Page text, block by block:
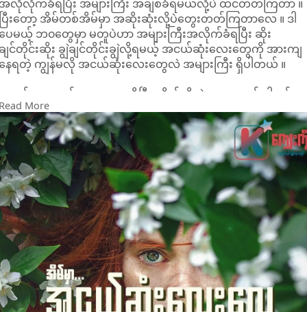
ကျွန်းကတော့ဘန်ကောက်ကနေနည်းနည်းတော့​ေ၀းနေပေမဲ့သွား
ည်သင့်တဲ့ကျွန်း၁ကျွန်းလည်းဖြစ်ပါတယ်။Koh Kood ကျွန်းတွင်
Bao Beach,Ao Noi Bay,Klong Chao Bay,Huang Nam
ရေတံခွန်နဲ့ တခြားသဘာ၀အလှအပများကြောင့် လာရောက်
ည်ပတ်သူများကိုထပ်ခါထပ်ခါပြန်လာစေချင်မဲ့ ကျွန်းဖြစ်ပါတယ်။
တ်ဆိတ်ငြိမ်သက်စွာဖြင့်ခရီးသွားများအနားယူအပန်းဖြေနိုင်ရန်
တွက်ကျွန်းပေါ်တွင် Hotelနှင်Resort များလည်းရှိပါတယ်။ရေ
တ်ခြင်းကိုကြိုက်နှစ်သက်သူများအတွက် လှပတဲ့ သန္တာကျောက်
န်းများကိုကြည့်ရှုနိုင်ရန် Snorkeling လည်းလုပ်လို့ရပါသေး
ယ်။
လိုလိုက်ခံရပြီး အများကြီး အချစ်ခံရမယ်လို့ပဲ ထင်တတ်ကြတာ ။
ြီးတော့ အိမ်တစ်အိမ်မှာ အဆိုးဆုံးလို့ပဲတွေးတတ်ကြတာလေ ။ ဒါ
ေမယ့် ဘ၀တွေမှာ မတူပဲဟာ အများကြီးအလိုက်ခံရပြီး ဆိုး
ျင်တိုင်းဆိုး ချွဲချင်တိုင်းချွဲလို့ရမယ့် အငယ်ဆုံးလေးတွေကို အားကျ
ေရတဲ့ ကျွန်မလို အငယ်ဆုံးလေးတွေလဲ အများကြီး ရှိပါတယ် ။
ငယ်က အငယ်နေရာမှာနေဆိုပြီး ကိုယ်သိတဲ့အရာတောင် ပါးစပ်
ေးပိတ်ပြီး နေခဲ့ရဖူးတယ် ။ ပြိုင်ငြင်းတယ်လို့ရယ်မဟုတ်ပါဘူး ဒီ
င်းလေး နားထောင်ပေးကြည့်ရုံနဲ့ အဆင်ပြေပေမယ့် ကျွန်မအတွက်
တ်တိတ်နေလိုက်ဖို့ပဲ ရွေးစရာရှိခဲ့တာပါ ။ ပြီးတော့ ... ကျွန်မက
ငယ်ဆုံးဆိုတော့ အိမ်မှာ ပိုပြီးတော့ အနေများခဲ့တယ်လေ ...
စစအရာရာ ကိုယ့်ခြေ ကိုယ်လက်ကြီးတွေပါပဲ ။
ါပေမယ့် လွတ်လပ်ခွင့်တွေကျတော့ ငယ်သေးလို့ ကလေးပဲ ရှိသေး
ပြီးရင် ... အမျိုးမျိုးသော စကားလုံးတွေနဲ့ ကျွန်မက အခန်းထဲပဲ
ချိန်ကုန်ဆုံးရတာများတယ် ။ ကိုယ်နဲ့ သက်တူရွယ်တူတွေ ပျော်ရွှင်
ေတာကို ကြည့်ပြီး တစ်ကြိမ်လောက် ပျော်ချင်ရုံလောက် ပျော်တာနဲ့
ျက်တာ မခွဲတတ်တော့တဲ့အရွယ်လဲ မဟုတ်တော့ဘူး ဒါပေမယ့် က
ေူပဲ ရှိသေးတယ်ဆိုတဲ့ ကန့်သတ်ချက်တွေအောက်မှာ ကိုယ်ဟာ လူ
ေနဲ့ စိမ်းလာတယ် ။
More